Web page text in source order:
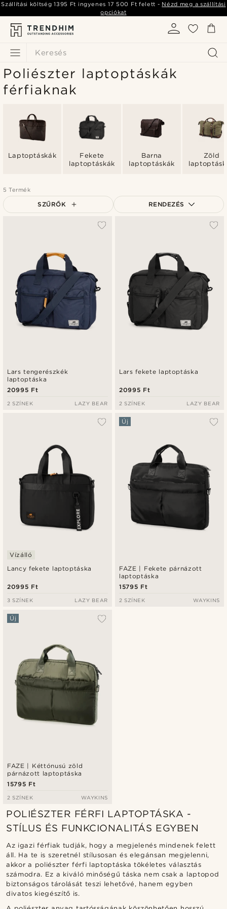
Keresés
Szállítási költség1395 Ft ingyenes 17 500 Ft felett - Nézd meg a szállítási
opciókat
Poliészter laptoptáskák
férfiaknak
Laptoptáskák
Fekete
laptoptáskák
Barna
laptoptáskák
Zöld
5 Termék
SZŰRŐK RENDEZÉS
Legalacsonyabb ár
Legmagasabb ár
Lars tengerészkék
laptoptáska
20995 Ft
2 SZÍNEK LAZY BEAR
Lars fekete laptoptáska
20995 Ft
2 SZÍNEK LAZY BEAR
Lancy fekete laptoptáska
Vízálló
20995 Ft
3 SZÍNEK LAZY BEAR
FAZE | Fekete párnázott
laptoptáska
Új
15795 Ft
2 SZÍNEK WAYKINS
FAZE | Kéttónusú zöld
párnázott laptoptáska
Új
15795 Ft
2 SZÍNEK WAYKINS
POLIÉSZTER FÉRFI LAPTOPTÁSKA -
STÍLUS ÉS FUNKCIONALITÁS EGYBEN
Az igazi férfiak tudják, hogy a megjelenés mindenek felett
áll. Ha te is szeretnél stílusosan és elegánsan megjelenni,
akkor a poliészter férfi laptoptáska tökéletes választás
számodra. Ez a kiváló minőségű táska nem csak a laptopod
biztonságos tárolását teszi lehetővé, hanem egyben
divatos kiegészítő is.